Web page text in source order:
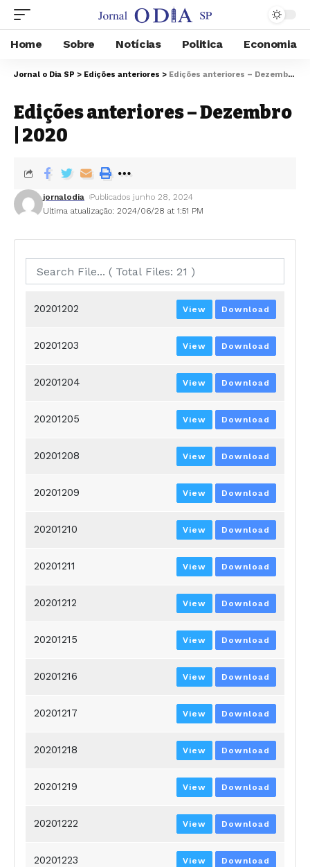
Home Sobre Notícias Politica Economia
Jornal o Dia SP > Edições anteriores > Edições anteriores – Dezembro | 2020
Edições anteriores – Dezembro
| 2020
Ultima atualização: 2024/06/28 at 1:51 PM
jornalodia Publicados junho 28, 2024
20201202 View Download
20201203 View Download
20201204 View Download
20201205 View Download
20201208 View Download
20201209 View Download
20201210 View Download
20201211 View Download
20201212 View Download
20201215 View Download
20201216 View Download
20201217 View Download
20201218 View Download
20201219 View Download
20201222 View Download
20201223 View Download